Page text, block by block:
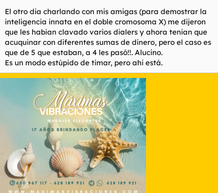
El otro dia charlando con mis amigas (para demostrar la
inteligencia innata en el doble cromosoma X) me dijeron
que les habian clavado varios dialers y ahora tenian que
acuquinar con diferentes sumas de dinero, pero el caso es
que de 5 que estaban, a 4 les pasó!!. Alucino.
Es un modo estúpido de timar, pero ahi está.